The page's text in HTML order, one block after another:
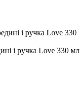
і ручка Love 330 мл